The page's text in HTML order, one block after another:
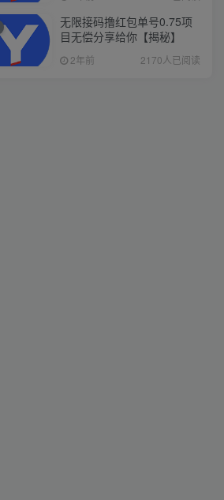
姆级教学
无限接码撸红包单号0.75项
目无偿分享给你【揭秘】
2年前 2170人已阅读